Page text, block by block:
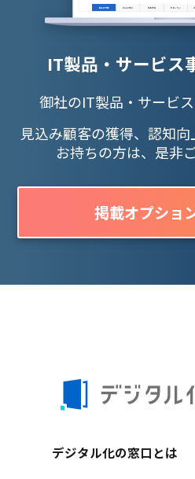
IT製品・サービス
御社のIT製品・サービ
見込み顧客の獲得、認知
お持ちの方は、是非
掲載オプショ
デジタル化の窓口とは